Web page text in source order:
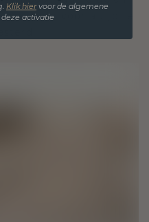
om voor altijd te
Klik hiervoor de algemene
activatie